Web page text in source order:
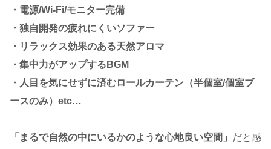
・電源/Wi-Fi/モニター完備
・独自開発の疲れにくいソファー
・リラックス効果のある天然アロマ
・集中力がアップするBGM
・人目を気にせずに済むロールカーテン（半個室/個室ブ
ースのみ）etc…
「まるで自然の中にいるかのような心地良い空間」 だと感